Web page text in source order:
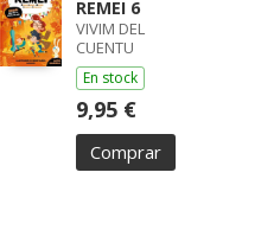
REMEI 6
VIVIM DEL
CUENTU
En stock
9,95 €
Comprar